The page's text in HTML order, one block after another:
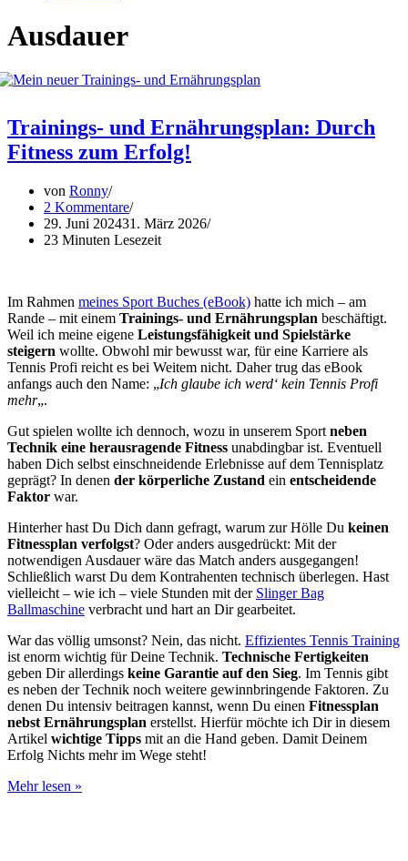
Ausdauer
Trainings- und Ernährungsplan: Durch
Fitness zum Erfolg!
von Ronny
2 Kommentare
29. Juni 202431. März 2026
23 Minuten Lesezeit
Im Rahmen meines Sport Buches (eBook) hatte ich mich – am
Rande – mit einem Trainings- und Ernährungsplan beschäftigt.
Weil ich meine eigene Leistungsfähigkeit und Spielstärke
steigern wollte. Obwohl mir bewusst war, für eine Karriere als
Tennis Profi reicht es bei Weitem nicht. Daher trug das eBook
anfangs auch den Name: „Ich glaube ich werd‘ kein Tennis Profi
mehr„.
Gut spielen wollte ich dennoch, wozu in unserem Sport neben
Technik eine herausragende Fitness unabdingbar ist. Eventuell
haben Dich selbst einschneidende Erlebnisse auf dem Tennisplatz
geprägt? In denen der körperliche Zustand ein entscheidende
Faktor war.
Hinterher hast Du Dich dann gefragt, warum zur Hölle Du keinen
Fitnessplan verfolgst? Oder anders ausgedrückt: Mit der
notwendigen Ausdauer wäre das Match anders ausgegangen!
Schließlich warst Du dem Kontrahenten technisch überlegen. Hast
vielleicht – wie ich – viele Stunden mit der Slinger Bag
Ballmaschine verbracht und hart an Dir gearbeitet.
War das völlig umsonst? Nein, das nicht. Effizientes Tennis Training
ist enorm wichtig für Deine Technik. Technische Fertigkeiten
geben Dir allerdings keine Garantie auf den Sieg. Im Tennis gibt
es neben der Technik noch weitere gewinnbringende Faktoren. Zu
denen Du intensiv beitragen kannst, wenn Du einen Fitnessplan
nebst Ernährungsplan erstellst. Hierfür möchte ich Dir in diesem
Artikel wichtige Tipps mit an die Hand geben. Damit Deinem
Erfolg Nichts mehr im Wege steht!
Mehr lesen »